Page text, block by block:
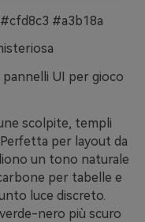
#a3b18a
UI per gioco
scolpite, templi
per layout da
un tono naturale
per tabelle e
luce discreto.
nero più scuro